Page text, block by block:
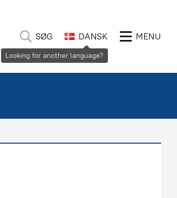
SØG DANSK MENU
Looking for another language?